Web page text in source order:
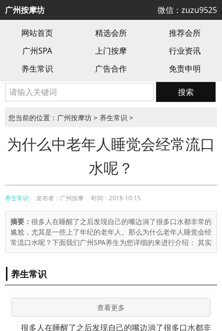
广州按摩坊 微信：zuzu9525
网站首页 精选会所
推荐会所
广州SPA
上门按摩
行业资讯
养生常识
广告合作 免责申明
搜索
您当前的位置： 广州按摩坊> 养生常识 >
为什么中老年人睡觉会经常流口
水呢？
养生常识 发布者：广州按摩 时间：2018-10-15
摘要： 很多人在睡醒了之后发现自己的嘴边淌了很多口水都非常的
尴尬，尤其是一些上了年纪的老年人。那么为什么老年人睡觉会经
常流口水呢？下面我们广州SPA养生为您详细的来进行介绍： 其实
养生常识
查看更多
很多人在睡醒了之后发现自己的嘴边淌了很多口水都非